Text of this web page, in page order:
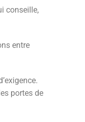
conseille,
entre
portes de